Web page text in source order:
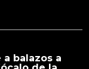
balazos a